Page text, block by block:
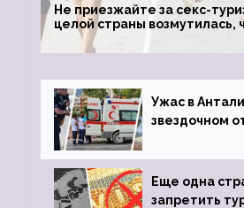
Не приезжайте за секс-
целой страны возмутилась,
туристки массово едут к
обзавестись молодыми
Ужас в
звездочном
пистолета
Еще одна
запретить